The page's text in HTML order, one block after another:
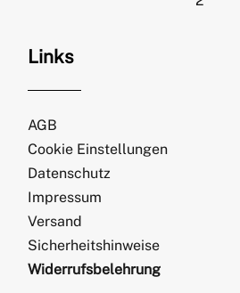
Links
AGB
Cookie Einstellungen
Datenschutz
Impressum
Versand
Sicherheitshinweise
Widerrufsbelehrung